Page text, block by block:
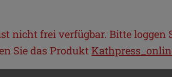
nicht frei verfügbar. Bitte loggen
Sie das Produkt